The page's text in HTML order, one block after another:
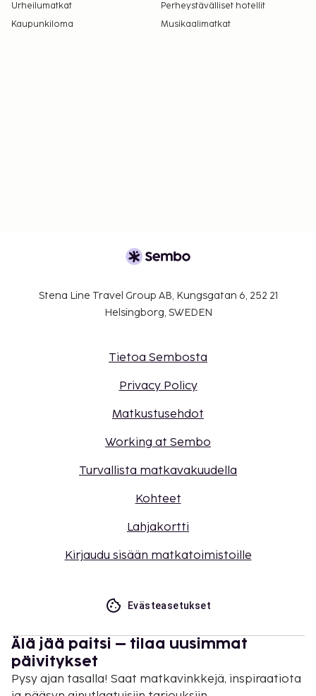
Urheilumatkat
Perheystävälliset hotellit
Kaupunkiloma
Musikaalimatkat
Stena Line Travel Group AB, Kungsgatan 6, 252 21
Helsingborg, SWEDEN
Tietoa Sembosta
Privacy Policy
Matkustusehdot
Working at Sembo
Turvallista matkavakuudella
Kohteet
Lahjakortti
Kirjaudu sisään matkatoimistoille
Evästeasetukset
Älä jää paitsi – tilaa uusimmat
päivitykset
Pysy ajan tasalla! Saat matkavinkkejä, inspiraatiota